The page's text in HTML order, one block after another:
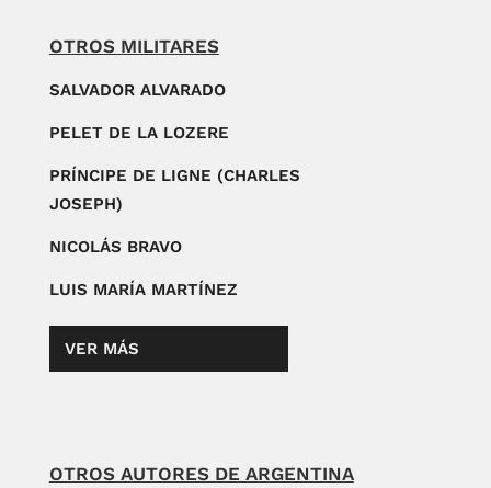
OTROS MILITARES
SALVADOR ALVARADO
PELET DE LA LOZERE
PRÍNCIPE DE LIGNE (CHARLES
JOSEPH)
NICOLÁS BRAVO
LUIS MARÍA MARTÍNEZ
VER MÁS
OTROS AUTORES DE ARGENTINA